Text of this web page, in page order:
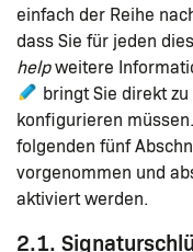
einfach der Reihe
dass Sie für jeden
helpweitere
bringt Sie direkt
konfigurieren
folgenden fünf
vorgenommen und
aktiviert werden.
2.1.